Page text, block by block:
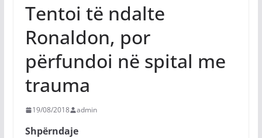
Tentoi të ndalte
Ronaldon, por
përfundoi në spital me
trauma
19/08/2018 admin
Shpërndaje